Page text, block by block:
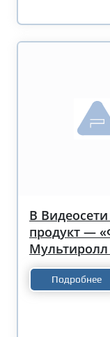
В
продукт —
Подробнее